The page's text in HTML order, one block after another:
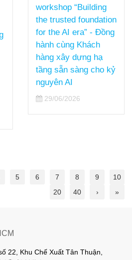
workshop “Building
the trusted foundation
for the AI era” - Đồng
hành cùng Khách
hàng xây dựng hạ
tầng sẵn sàng cho kỷ
nguyên AI
29/06/2026
5 6 7 8 9
10
20
40 › »
22, Khu Chế Xuất Tân Thuận,